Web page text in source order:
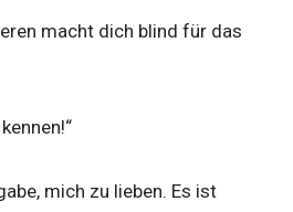
macht dich blind für das
mich zu lieben. Es ist